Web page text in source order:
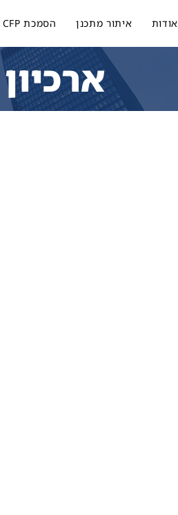
אודות איתור מתכנן הסמכת CFP